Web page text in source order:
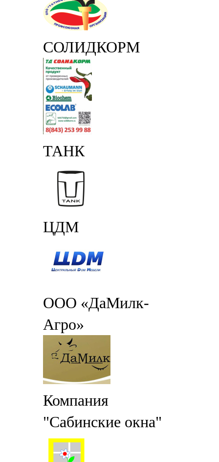
СОЛИДКОРМ
ТАНК
ЦДМ
ООО «ДаМилк-
Агро»
Компания
"Сабинские окна"